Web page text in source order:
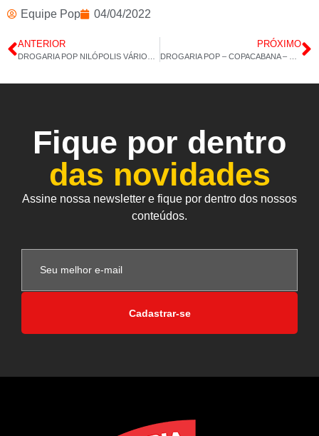
Equipe Pop 04/04/2022
ANTERIOR PRÓXIMO
Fique por dentro
das novidades
Assine nossa newsletter e fique por dentro dos nossos
conteúdos.
Cadastrar-se